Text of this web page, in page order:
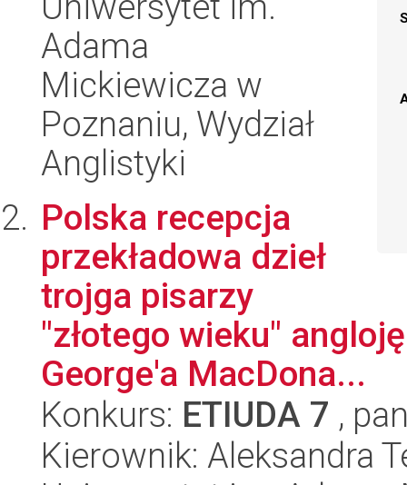
Adama
Mickiewicza w
Poznaniu, Wydział
Anglistyki
Polska recepcja
przekładowa dzieł
trojga pisarzy
"złotego wieku"
George'a MacDona...
Konkurs: ETIUDA 7 ,
Kierownik: Aleksandra